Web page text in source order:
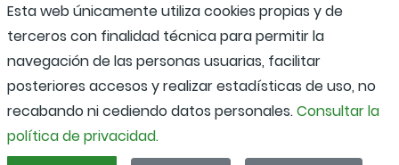
Canal de denuncias
Esta web únicamente utiliza cookies propias y de
terceros con finalidad técnica para permitir la
navegación de las personas usuarias, facilitar
posteriores accesos y realizar estadísticas de uso, no
recabando ni cediendo datos personales.Consultar la
política de privacidad.